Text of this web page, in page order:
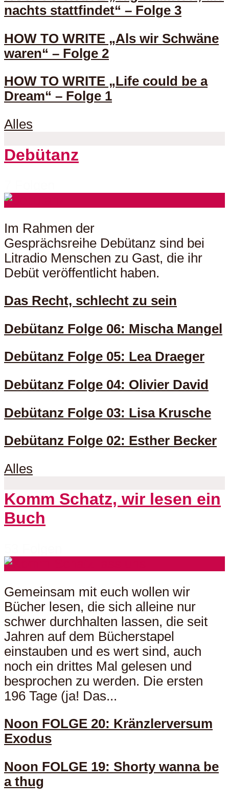
nachts stattfindet“ – Folge 3
HOW TO WRITE „Als wir Schwäne
waren“ – Folge 2
HOW TO WRITE „Life could be a
Dream“ – Folge 1
Alles
Debütanz
Im Rahmen der
Gesprächsreihe Debütanz sind bei
Litradio Menschen zu Gast, die ihr
Debüt veröffentlicht haben.
Das Recht, schlecht zu sein
Debütanz Folge 06: Mischa Mangel
Debütanz Folge 05: Lea Draeger
Debütanz Folge 04: Olivier David
Debütanz Folge 03: Lisa Krusche
Debütanz Folge 02: Esther Becker
Alles
Komm Schatz, wir lesen ein
Buch
Gemeinsam mit euch wollen wir
Bücher lesen, die sich alleine nur
schwer durchhalten lassen, die seit
Jahren auf dem Bücherstapel
einstauben und es wert sind, auch
noch ein drittes Mal gelesen und
besprochen zu werden. Die ersten
196 Tage (ja! Das...
Noon FOLGE 20: Kränzlerversum
Exodus
Noon FOLGE 19: Shorty wanna be
a thug